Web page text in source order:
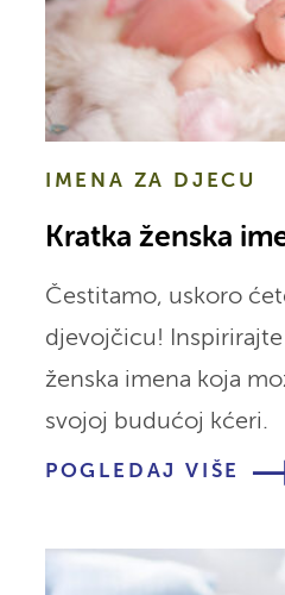
IMENA ZA DJECU
Kratka ženska
Čestitamo, uskoro
djevojčicu! Inspirirajte
ženska imena koja
svojoj budućoj kćeri.
POGLEDAJ VIŠE